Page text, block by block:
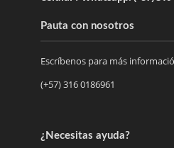
Pauta con nosotros
Escríbenos para más
(+57) 316 0186961
¿Necesitas ayuda?